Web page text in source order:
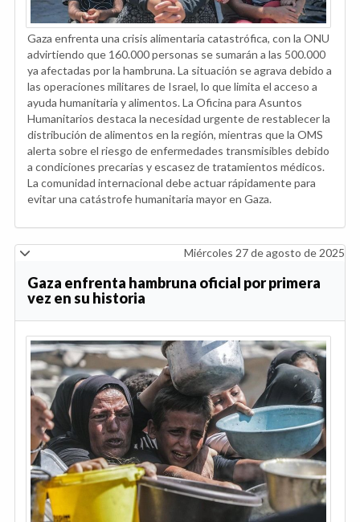
Gaza enfrenta una crisis alimentaria catastrófica, con la ONU
advirtiendo que 160.000 personas se sumarán a las 500.000
ya afectadas por la hambruna. La situación se agrava debido a
las operaciones militares de Israel, lo que limita el acceso a
ayuda humanitaria y alimentos. La Oficina para Asuntos
Humanitarios destaca la necesidad urgente de restablecer la
distribución de alimentos en la región, mientras que la OMS
alerta sobre el riesgo de enfermedades transmisibles debido
a condiciones precarias y escasez de tratamientos médicos.
La comunidad internacional debe actuar rápidamente para
evitar una catástrofe humanitaria mayor en Gaza.
Miércoles 27 de agosto de 2025
Gaza enfrenta hambruna oficial por primera
vez en su historia